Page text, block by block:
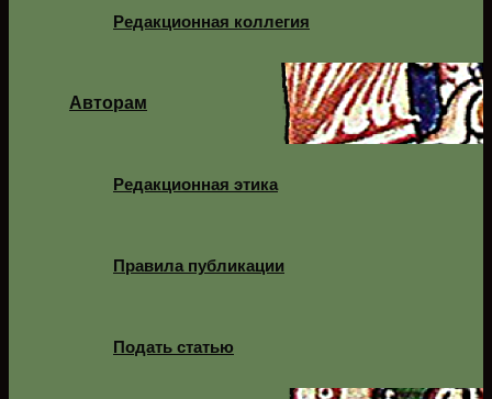
Редакционная коллегия
Авторам
Редакционная этика
Правила публикации
Подать статью